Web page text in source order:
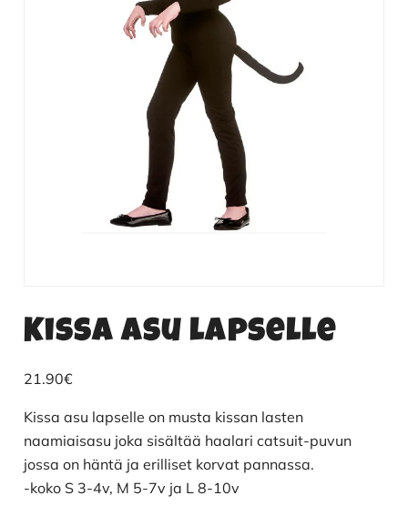
Kissa asu lapselle
21.90€
Kissa asu lapselle on musta kissan lasten
naamiaisasu joka sisältää haalari catsuit-puvun
jossa on häntä ja erilliset korvat pannassa.
-koko S 3-4v, M 5-7v ja L 8-10v